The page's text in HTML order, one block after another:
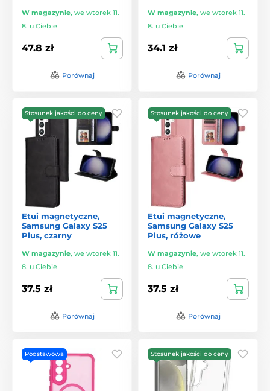
W magazynie, we wtorek 11.
8. u Ciebie
47.8 zł
Porównaj
W magazynie, we wtorek 11.
8. u Ciebie
34.1 zł
Porównaj
Stosunek jakości do ceny
Etui magnetyczne,
Samsung Galaxy S25
Plus, czarny
W magazynie, we wtorek 11.
8. u Ciebie
37.5 zł
Porównaj
Stosunek jakości do ceny
Etui magnetyczne,
Samsung Galaxy S25
Plus, różowe
W magazynie, we wtorek 11.
8. u Ciebie
37.5 zł
Porównaj
Podstawowa Stosunek jakości do ceny